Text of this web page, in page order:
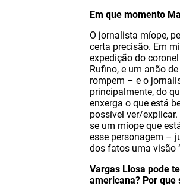
Em que momento
O jornalista míope,
certa precisão. Em
expedição do
Rufino, e um anão
rompem – e o
principalmente, do
enxerga o que está
possível ver/
se um míope que
esse personagem –
dos fatos uma visão
Vargas Llosa pode
americana? Por que